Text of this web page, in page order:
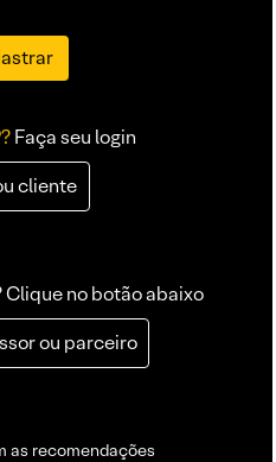
Faça seu login
cliente
no botão abaixo
ou parceiro
as recomendações